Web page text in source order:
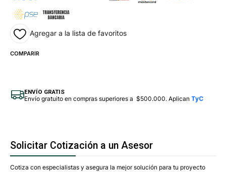
Agregar a la lista de favoritos
COMPARIR
ENVÍO GRATIS
Envío gratuito en compras superiores a $500.000. Aplican TyC
Solicitar Cotización a un Asesor
Cotiza con especialistas y asegura la mejor solución para tu proyecto